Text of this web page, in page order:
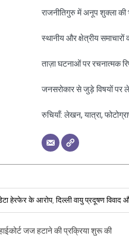
राजनीतिगुरु में अनूप शुक्ला की
स्थानीय और क्षेत्रीय समाचारों
ताज़ा घटनाओं पर रचनात्मक
जनसरोकार से जुड़े विषयों पर
रुचियाँ: लेखन, यात्रा,
हेरफेर के आरोप,दिल्ली वायु प्रदूषण विवाद
जज हटाने की प्रक्रिया शुरू की